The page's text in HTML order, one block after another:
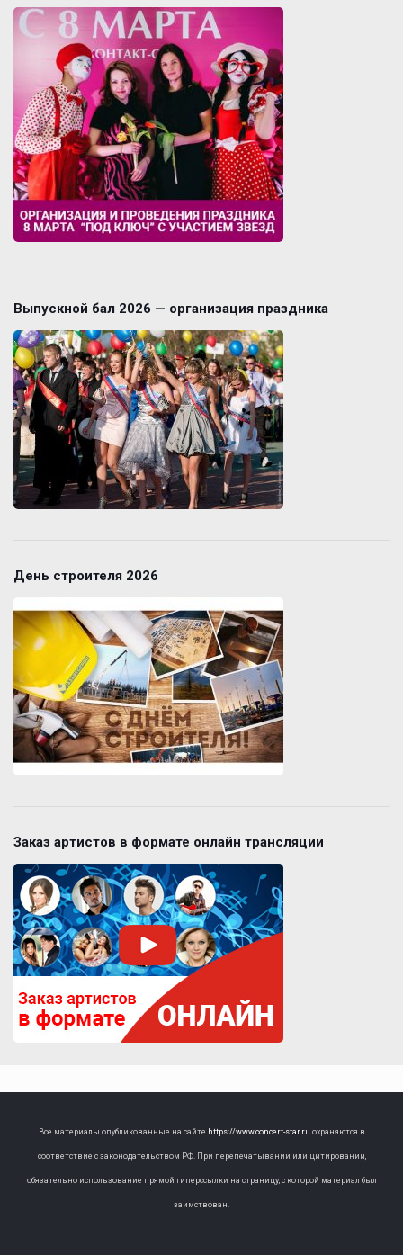
Выпускной бал 2026 — организация праздника
День строителя 2026
Заказ артистов в формате онлайн трансляции
Все материалы опубликованные на сайте https://www.concert-star.ru охраняются в
соответствие с законодательством РФ. При перепечатывании или цитировании,
обязательно использование прямой гиперссылки на страницу, с которой материал был
заимствован.